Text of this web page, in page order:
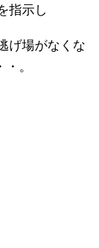
指示し
げ場がなくな
。